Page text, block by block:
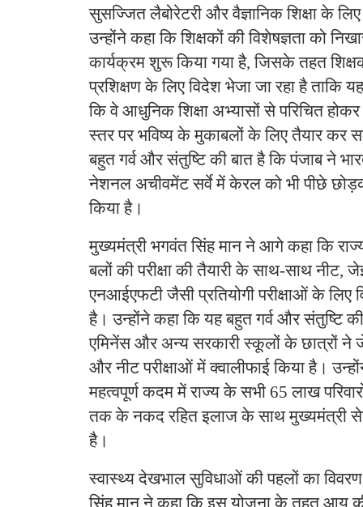
सुसज्जित लैबोरेटरी और वैज्ञानिक शिक्षा के
उन्होंने कहा कि शिक्षकों की विशेषज्ञता को
कार्यक्रम शुरू किया गया है, जिसके तहत
प्रशिक्षण के लिए विदेश भेजा जा रहा है ताकि
कि वे आधुनिक शिक्षा अभ्यासों से परिचित होकर
स्तर पर भविष्य के मुकाबलों के लिए तैयार कर
बहुत गर्व और संतुष्टि की बात है कि पंजाब ने
नेशनल अचीवमेंट सर्वे में केरल को भी पीछे
किया है।
मुख्यमंत्री भगवंत सिंह मान ने आगे कहा कि
बलों की परीक्षा की तैयारी के साथ-साथ नीट,
एनआईएफटी जैसी प्रतियोगी परीक्षाओं के लिए
है। उन्होंने कहा कि यह बहुत गर्व और संतुष्टि
एमिनेंस और अन्य सरकारी स्कूलों के छात्रों ने
और नीट परीक्षाओं में क्वालीफाई किया है।
महत्वपूर्ण कदम में राज्य के सभी 65 लाख
तक के नकद रहित इलाज के साथ मुख्यमंत्री
है।
स्वास्थ्य देखभाल सुविधाओं की पहलों का
सिंह मान ने कहा कि इस योजना के तहत आय